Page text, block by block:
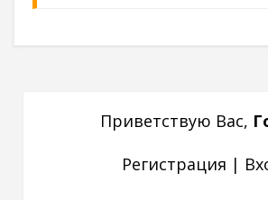
Приветствую Вас,
Регистрация |